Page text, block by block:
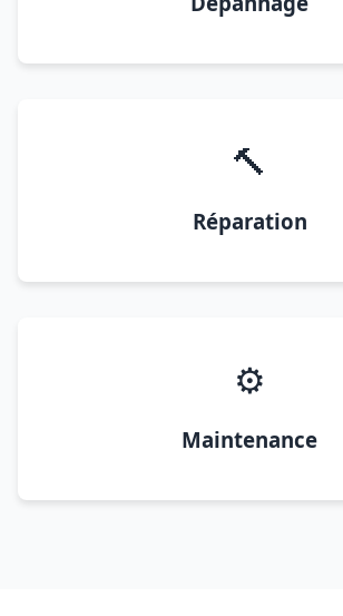
🔨
Réparation
⚙️
Maintenance